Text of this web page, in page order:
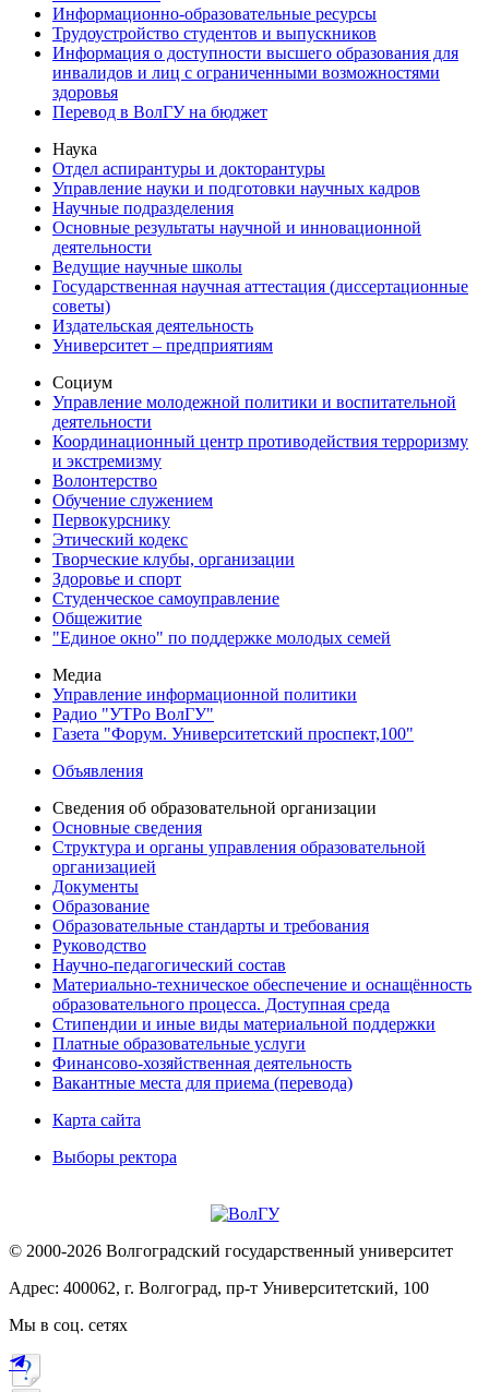
Информационно-образовательные ресурсы
Трудоустройство студентов и выпускников
Информация о доступности высшего образования для
инвалидов и лиц с ограниченными возможностями
здоровья
Перевод в ВолГУ на бюджет
Наука
Отдел аспирантуры и докторантуры
Управление науки и подготовки научных кадров
Научные подразделения
Основные результаты научной и инновационной
деятельности
Ведущие научные школы
Государственная научная аттестация (диссертационные
советы)
Издательская деятельность
Университет – предприятиям
Социум
Управление молодежной политики и воспитательной
деятельности
Координационный центр противодействия терроризму
и экстремизму
Волонтерство
Обучение служением
Первокурснику
Этический кодекс
Творческие клубы, организации
Здоровье и спорт
Студенческое самоуправление
Общежитие
"Единое окно" по поддержке молодых семей
Медиа
Управление информационной политики
Радио "УТРо ВолГУ"
Газета "Форум. Университетский проспект,100"
Объявления
Сведения об образовательной организации
Основные сведения
Структура и органы управления образовательной
организацией
Документы
Образование
Образовательные стандарты и требования
Руководство
Научно-педагогический состав
Материально-техническое обеспечение и оснащённость
образовательного процесса. Доступная среда
Стипендии и иные виды материальной поддержки
Платные образовательные услуги
Финансово-хозяйственная деятельность
Вакантные места для приема (перевода)
Карта сайта
Выборы ректора
© 2000-2026 Волгоградский государственный университет
Адрес: 400062, г. Волгоград, пр-т Университетский, 100
Мы в соц. сетях